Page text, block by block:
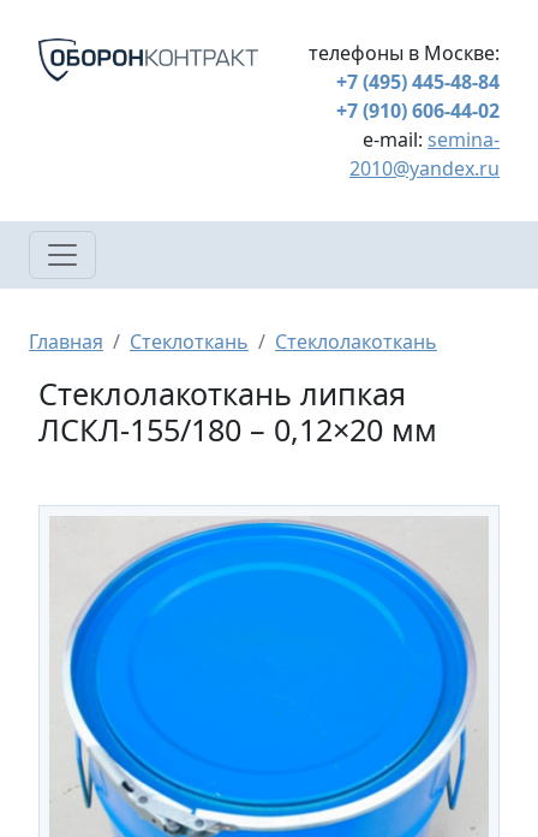
телефоны в Москве:
+7 (495) 445-48-84
+7 (910) 606-44-02
e-mail: semina-
2010@yandex.ru
Строка навигации
Главная Стеклоткань Стеклолакоткань
Стеклолакоткань липкая
ЛСКЛ-155/180 – 0,12×20 мм